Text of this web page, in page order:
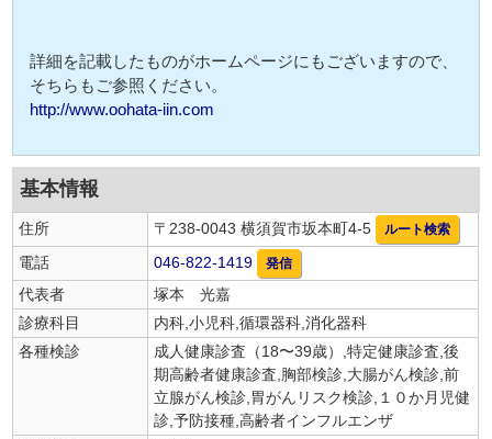
詳細を記載したものがホームページにもございますので、
そちらもご参照ください。
http://www.oohata-iin.com
基本情報
住所 〒238-0043 横須賀市坂本町4-5 ルート検索
電話 046-822-1419 発信
代表者
塚本 光嘉
診療科目
内科,小児科,循環器科,消化器科
各種検診
成人健康診査（18〜39歳）,特定健康診査,後
期高齢者健康診査,胸部検診,大腸がん検診,前
立腺がん検診,胃がんリスク検診,１０か月児健
診,予防接種,高齢者インフルエンザ